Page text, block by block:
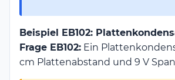
Beispiel EB102:
Frage EB102: Ein
cm Plattenabstand und 9 V